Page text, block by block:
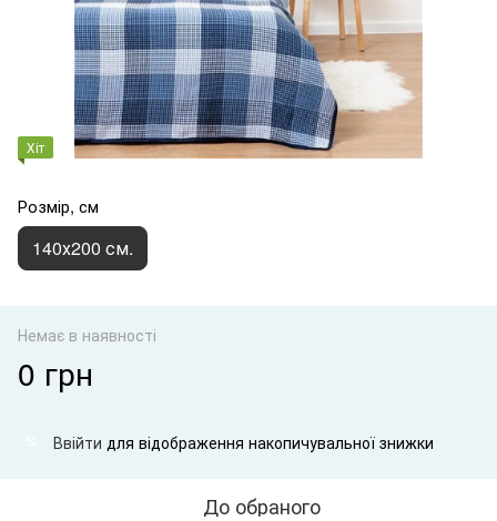
Хіт
Розмір, см
140х200 см.
Немає в наявності
0 грн
Ввійти для відображення накопичувальної знижки
До обраного